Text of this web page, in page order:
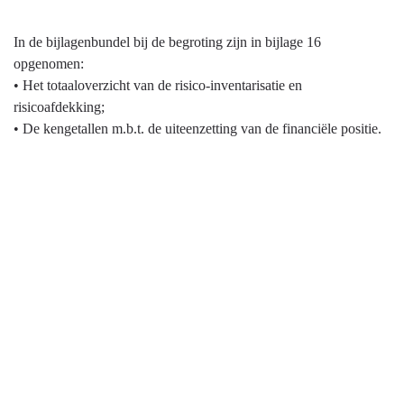
In de bijlagenbundel bij de begroting zijn in bijlage 16
opgenomen:
• Het totaaloverzicht van de risico-inventarisatie en
risicoafdekking;
• De kengetallen m.b.t. de uiteenzetting van de financiële positie.